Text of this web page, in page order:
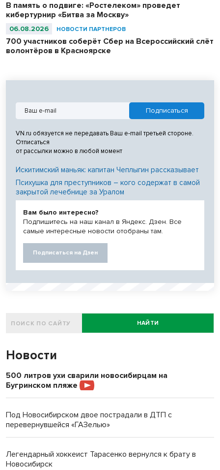
В память о подвиге: «Ростелеком» проведет
кибертурнир «Битва за Москву»
06.08.2026 НОВОСТИ ПАРТНЕРОВ
700 участников соберёт Сбер на Всероссийский слёт
волонтёров в Красноярске
VN.ru обязуется не передавать Ваш e-mail третьей стороне.
Отписаться
от рассылки можно в любой момент
Искитимский маньяк: капитан Чеплыгин рассказывает
Психушка для преступников – кого содержат в самой
закрытой лечебнице за Уралом
Вам было интересно?
Подпишитесь на наш канал в Яндекс. Дзен. Все
самые интересные новости отобраны там.
Подписаться на Дзен
НАЙТИ
Новости
500 литров ухи сварили новосибирцам на
Бугринском пляже
Под Новосибирском двое пострадали в ДТП с
перевернувшейся «ГАЗелью»
Легендарный хоккеист Тарасенко вернулся к брату в
Новосибирск